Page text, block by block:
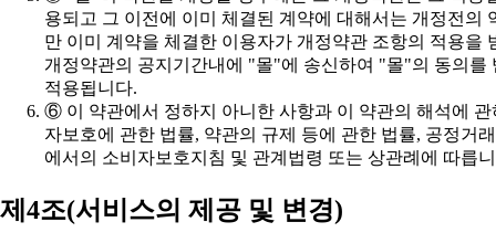
적용됩니다.
에서의 소비자보호지침 및 관계법령 또는 상관례에 따릅
제4조(서비스의 제공 및 변경)